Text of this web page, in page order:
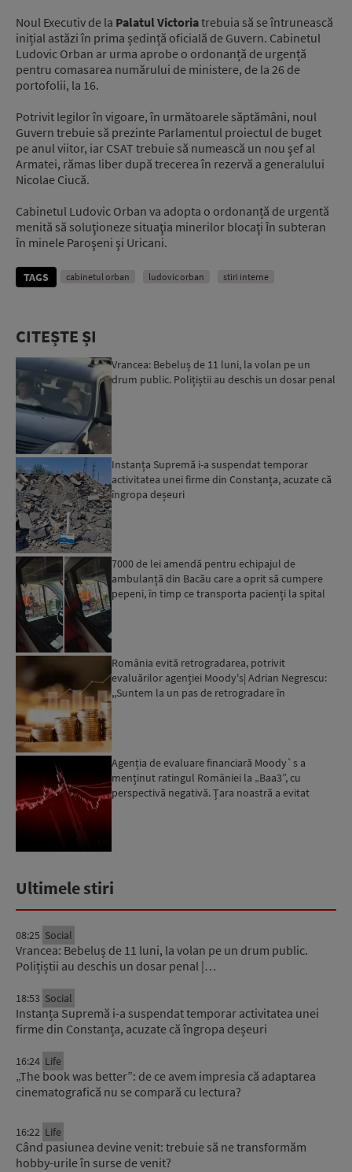
Noul Executiv de la Palatul Victoriatrebuia să se întrunească
inițial astăzi în prima ședință oficială de Guvern. Cabinetul
Ludovic Orban ar urma aprobe o ordonanță de urgență
pentru comasarea numărului de ministere, de la 26 de
portofolii, la 16.
Potrivit legilor în vigoare, în următoarele săptămâni, noul
Guvern trebuie să prezinte Parlamentul proiectul de buget
pe anul viitor, iar CSAT trebuie să numească un nou şef al
Armatei, rămas liber după trecerea în rezervă a generalului
Nicolae Ciucă.
Cabinetul Ludovic Orban va adopta o ordonanță de urgentă
menită să soluţioneze situaţia minerilor blocaţi ȋn subteran
ȋn minele Paroşeni şi Uricani.
TAGS cabinetul orban ludovic orban stiri interne
CITEȘTE ȘI
Vrancea: Bebeluș de 11 luni, la volan pe un
drum public. Polițiștii au deschis un dosar penal
Instanța Supremă i-a suspendat temporar
activitatea unei firme din Constanța, acuzate că
îngropa deșeuri
7000 de lei amendă pentru echipajul de
ambulanță din Bacău care a oprit să cumpere
pepeni, în timp ce transporta pacienți la spital
România evită retrogradarea, potrivit
evaluărilor agenției Moody's| Adrian Negrescu:
,,Suntem la un pas de retrogradare în
Agenția de evaluare financiară Moody`s a
menținut ratingul României la „Baa3”, cu
perspectivă negativă. Țara noastră a evitat
Ultimele stiri
08:25 Social
Vrancea: Bebeluș de 11 luni, la volan pe un drum public.
Polițiștii au deschis un dosar penal |…
18:53 Social
Instanța Supremă i-a suspendat temporar activitatea unei
firme din Constanța, acuzate că îngropa deșeuri
16:24 Life
„The book was better”: de ce avem impresia că adaptarea
cinematografică nu se compară cu lectura?
16:22 Life
Când pasiunea devine venit: trebuie să ne transformăm
hobby-urile în surse de venit?